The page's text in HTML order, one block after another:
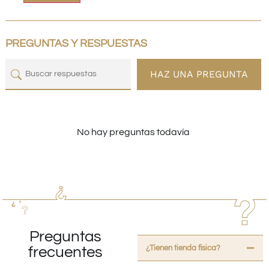
PREGUNTAS Y RESPUESTAS
HAZ UNA PREGUNTA
No hay preguntas todavía
Preguntas
frecuentes
¿Tienen tienda fisica?